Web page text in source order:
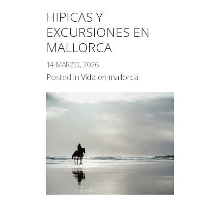
HIPICAS Y
EXCURSIONES EN
MALLORCA
14 MARZO, 2026
Posted in Vida en mallorca